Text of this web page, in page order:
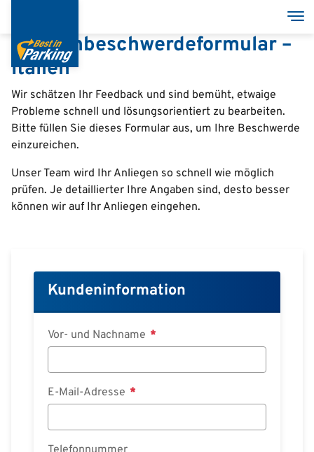
Inhalt
Services
Garages
Group
MyBestInParking - ONLINE
English
Deutsch
Kundenbeschwerdeformular –
Italien
Wir schätzen Ihr Feedback und sind bemüht, etwaige
Probleme schnell und lösungsorientiert zu bearbeiten.
Bitte füllen Sie dieses Formular aus, um Ihre Beschwerde
einzureichen.
Unser Team wird Ihr Anliegen so schnell wie möglich
prüfen. Je detaillierter Ihre Angaben sind, desto besser
können wir auf Ihr Anliegen eingehen.
Kundeninformation
Vor- und Nachname
E-Mail-Adresse